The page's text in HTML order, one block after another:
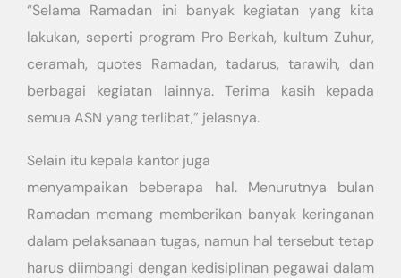
“Selama Ramadan ini banyak kegiatan yang kita
lakukan, seperti program Pro Berkah, kultum Zuhur,
ceramah, quotes Ramadan, tadarus, tarawih, dan
berbagai kegiatan lainnya. Terima kasih kepada
semua ASN yang terlibat,” jelasnya.
Selain itu kepala kantor juga
menyampaikan beberapa hal. Menurutnya bulan
Ramadan memang memberikan banyak keringanan
dalam pelaksanaan tugas, namun hal tersebut tetap
harus diimbangi dengan kedisiplinan pegawai dalam